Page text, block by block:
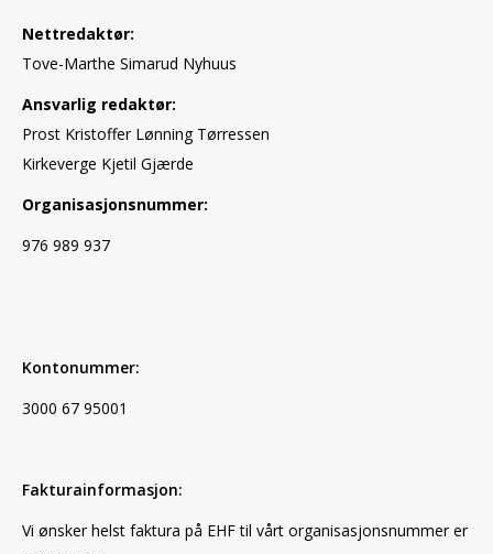
Nettredaktør:
Tove-Marthe Simarud Nyhuus
Ansvarlig redaktør:
Prost Kristoffer Lønning Tørressen
Kirkeverge Kjetil Gjærde
Organisasjonsnummer:
976 989 937
Kontonummer:
3000 67 95001
Fakturainformasjon:
Vi ønsker helst faktura på EHF til vårt organisasjonsnummer er